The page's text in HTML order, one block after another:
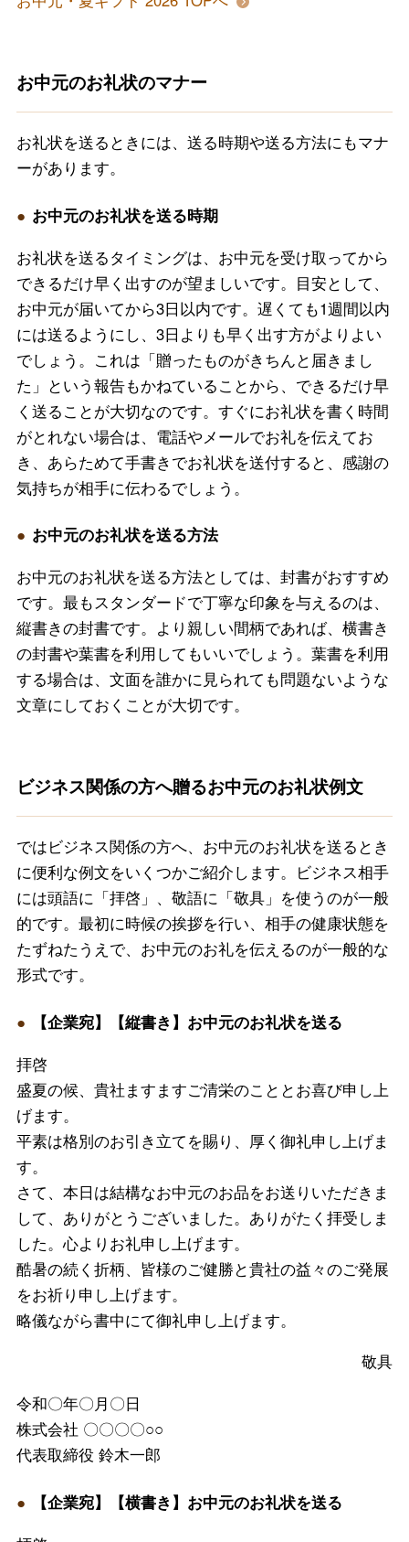
お中元のお礼状のマナー
お礼状を送るときには、送る時期や送る方法にもマナ
ーがあります。
お中元のお礼状を送る時期
お礼状を送るタイミングは、お中元を受け取ってから
できるだけ早く出すのが望ましいです。目安として、
お中元が届いてから3日以内です。遅くても1週間以内
には送るようにし、3日よりも早く出す方がよりよい
でしょう。これは「贈ったものがきちんと届きまし
た」という報告もかねていることから、できるだけ早
く送ることが大切なのです。すぐにお礼状を書く時間
がとれない場合は、電話やメールでお礼を伝えてお
き、あらためて手書きでお礼状を送付すると、感謝の
気持ちが相手に伝わるでしょう。
お中元のお礼状を送る方法
お中元のお礼状を送る方法としては、封書がおすすめ
です。最もスタンダードで丁寧な印象を与えるのは、
縦書きの封書です。より親しい間柄であれば、横書き
の封書や葉書を利用してもいいでしょう。葉書を利用
する場合は、文面を誰かに見られても問題ないような
文章にしておくことが大切です。
ビジネス関係の方へ贈るお中元のお礼状例文
ではビジネス関係の方へ、お中元のお礼状を送るとき
に便利な例文をいくつかご紹介します。ビジネス相手
には頭語に「拝啓」、敬語に「敬具」を使うのが一般
的です。最初に時候の挨拶を行い、相手の健康状態を
たずねたうえで、お中元のお礼を伝えるのが一般的な
形式です。
【企業宛】【縦書き】お中元のお礼状を送る
拝啓
盛夏の候、貴社ますますご清栄のこととお喜び申し上
げます。
平素は格別のお引き立てを賜り、厚く御礼申し上げま
す。
さて、本日は結構なお中元のお品をお送りいただきま
して、ありがとうございました。ありがたく拝受しま
した。心よりお礼申し上げます。
酷暑の続く折柄、皆様のご健勝と貴社の益々のご発展
をお祈り申し上げます。
略儀ながら書中にて御礼申し上げます。
敬具
令和〇年〇月〇日
株式会社 〇〇〇〇○○
代表取締役 鈴木一郎
【企業宛】【横書き】お中元のお礼状を送る